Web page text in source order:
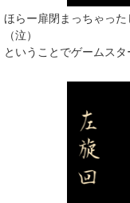
ほらー扉閉まっちゃっ
（泣）
ということでゲームスタ